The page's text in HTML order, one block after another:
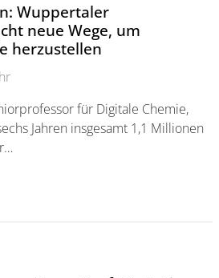
Wuppertaler
neue Wege, um
herzustellen
für Digitale Chemie,
Jahren insgesamt 1,1 Millionen